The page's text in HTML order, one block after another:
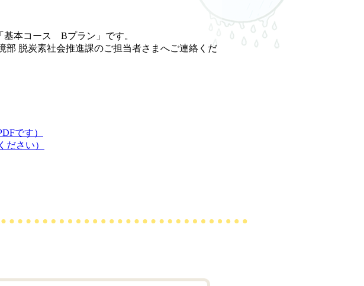
基本コース Bプラン」です。
脱炭素社会推進課のご担当者さまへご連絡くだ
です）
さい）